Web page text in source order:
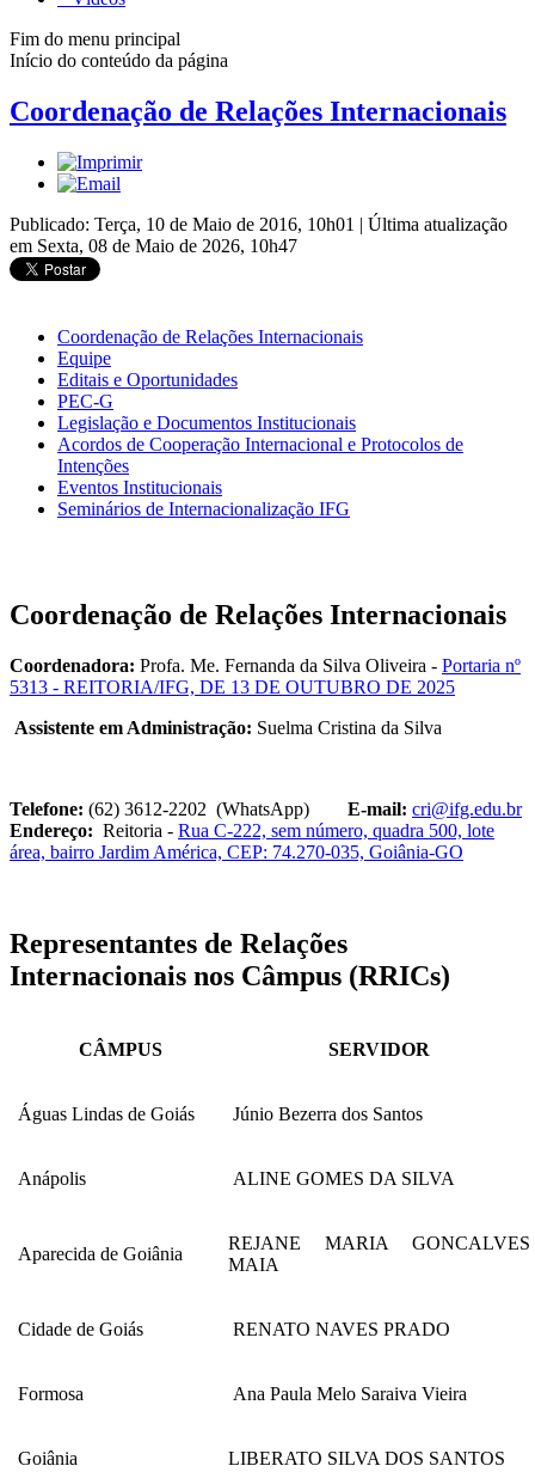
Fim do menu principal
Início do conteúdo da página
Coordenação de Relações Internacionais
Publicado: Terça, 10 de Maio de 2016, 10h01 | Última atualização
em Sexta, 08 de Maio de 2026, 10h47
Coordenação de Relações Internacionais
Equipe
Editais e Oportunidades
PEC-G
Legislação e Documentos Institucionais
Acordos de Cooperação Internacional e Protocolos de
Intenções
Eventos Institucionais
Seminários de Internacionalização IFG
Coordenação de Relações Internacionais
Coordenadora: Profa. Me. Fernanda da Silva Oliveira - Portaria nº
5313 - REITORIA/IFG, DE 13 DE OUTUBRO DE 2025
Assistente em Administração: Suelma Cristina da Silva
Telefone: (62) 3612-2202 (WhatsApp) E-mail: cri@ifg.edu.br
Endereço: Reitoria - Rua C-222, sem número, quadra 500, lote
área, bairro Jardim América, CEP: 74.270-035, Goiânia-GO
Representantes de Relações
Internacionais nos Câmpus (RRICs)
CÂMPUS SERVIDOR
Águas Lindas de Goiás Júnio Bezerra dos Santos
Anápolis ALINE GOMES DA SILVA
Aparecida de Goiânia
REJANE MARIA GONCALVES
MAIA
Cidade de Goiás RENATO NAVES PRADO
Formosa Ana Paula Melo Saraiva Vieira
Goiânia LIBERATO SILVA DOS SANTOS